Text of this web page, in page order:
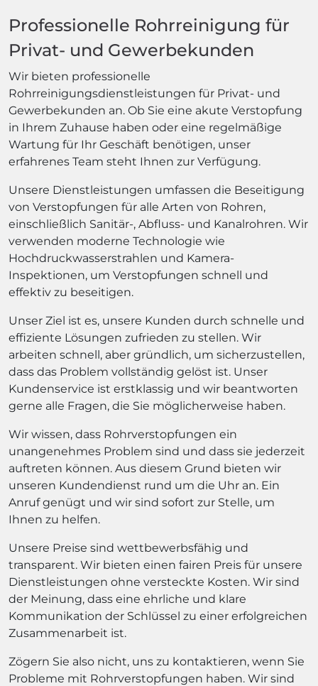
Professionelle Rohrreinigung für
Privat- und Gewerbekunden
Wir bieten professionelle
Rohrreinigungsdienstleistungen für Privat- und
Gewerbekunden an. Ob Sie eine akute Verstopfung
in Ihrem Zuhause haben oder eine regelmäßige
Wartung für Ihr Geschäft benötigen, unser
erfahrenes Team steht Ihnen zur Verfügung.
Unsere Dienstleistungen umfassen die Beseitigung
von Verstopfungen für alle Arten von Rohren,
einschließlich Sanitär-, Abfluss- und Kanalrohren. Wir
verwenden moderne Technologie wie
Hochdruckwasserstrahlen und Kamera-
Inspektionen, um Verstopfungen schnell und
effektiv zu beseitigen.
Unser Ziel ist es, unsere Kunden durch schnelle und
effiziente Lösungen zufrieden zu stellen. Wir
arbeiten schnell, aber gründlich, um sicherzustellen,
dass das Problem vollständig gelöst ist. Unser
Kundenservice ist erstklassig und wir beantworten
gerne alle Fragen, die Sie möglicherweise haben.
Wir wissen, dass Rohrverstopfungen ein
unangenehmes Problem sind und dass sie jederzeit
auftreten können. Aus diesem Grund bieten wir
unseren Kundendienst rund um die Uhr an. Ein
Anruf genügt und wir sind sofort zur Stelle, um
Ihnen zu helfen.
Unsere Preise sind wettbewerbsfähig und
transparent. Wir bieten einen fairen Preis für unsere
Dienstleistungen ohne versteckte Kosten. Wir sind
der Meinung, dass eine ehrliche und klare
Kommunikation der Schlüssel zu einer erfolgreichen
Zusammenarbeit ist.
Zögern Sie also nicht, uns zu kontaktieren, wenn Sie
Probleme mit Rohrverstopfungen haben. Wir sind